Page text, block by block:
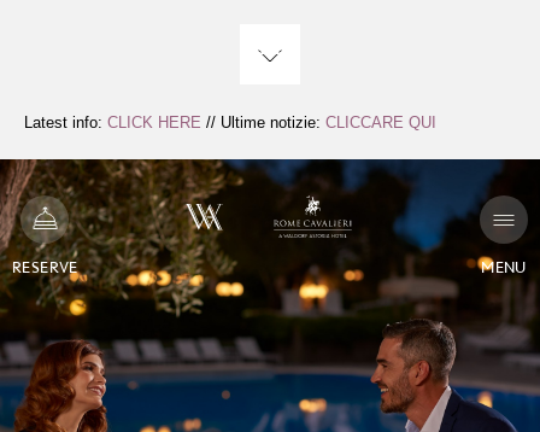
Latest info: CLICK HERE // Ultime notizie: CLICCARE QUI
MENU
RESERVE